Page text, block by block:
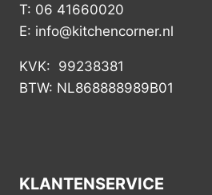
T: 06 41660020
E: info@kitchencorner.nl
KVK: 99238381
BTW: NL868888989B01
KLANTENSERVICE